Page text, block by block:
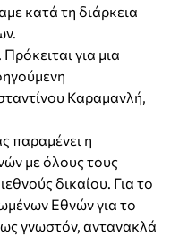
κατά τη διάρκεια
για μια
Καραμανλή,
παραμένει η
με όλους τους
δικαίου. Για το
Εθνών για το
γνωστόν, αντανακλά